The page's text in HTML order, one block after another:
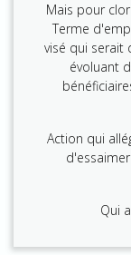
Mais pour
Terme
visé qui serait
évoluant
Action qui
Qui